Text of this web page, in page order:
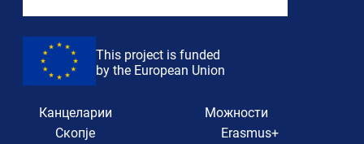
This project is funded
by the European Union
Канцеларии
Скопје
Можности
Erasmus+